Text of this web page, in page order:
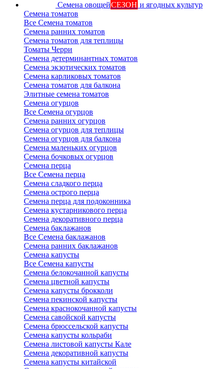
Семена овощейСЕЗОН и ягодных культур
Семена томатов
Все Семена томатов
Семена ранних томатов
Семена томатов для теплицы
Томаты Черри
Семена детерминантных томатов
Семена экзотических томатов
Семена карликовых томатов
Семена томатов для балкона
Элитные семена томатов
Семена огурцов
Все Семена огурцов
Семена ранних огурцов
Семена огурцов для теплицы
Семена огурцов для балкона
Семена маленьких огурцов
Семена бочковых огурцов
Семена перца
Все Семена перца
Семена сладкого перца
Семена острого перца
Семена перца для подоконника
Семена кустарникового перца
Семена декоративного перца
Семена баклажанов
Все Семена баклажанов
Семена ранних баклажанов
Семена капусты
Все Семена капусты
Семена белокочанной капусты
Семена цветной капусты
Семена капусты брокколи
Семена пекинской капусты
Семена краснокочанной капусты
Семена савойской капусты
Семена брюссельской капусты
Семена капусты кольраби
Семена листовой капусты Кале
Семена декоративной капусты
Семена капусты китайской